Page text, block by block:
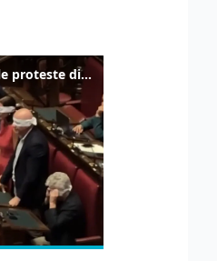
Delmastro, negato l'uso delle chat: le proteste di Avs e M5s